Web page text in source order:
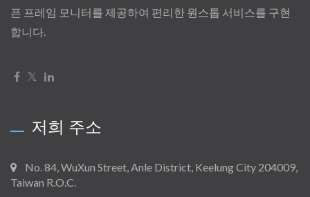
픈 프레임 모니터를 제공하여 편리한 원스톱 서비스를 구현
합니다.
저희 주소
No. 84, WuXun Street, Anle District, Keelung City 204009,
Taiwan R.O.C.